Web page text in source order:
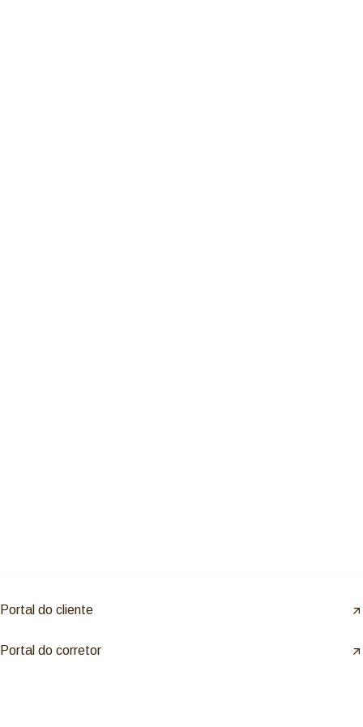
Portal do cliente
Portal do corretor